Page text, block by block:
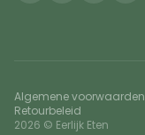
Algemene voorwaarden
Retourbeleid
2026 © Eerlijk Eten